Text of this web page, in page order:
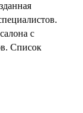
с
Список